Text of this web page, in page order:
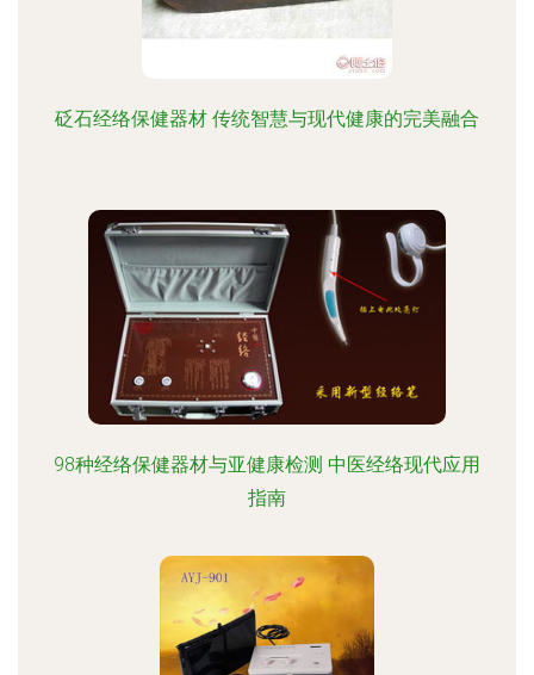
砭石经络保健器材 传统智慧与现代健康的完美融合
98种经络保健器材与亚健康检测 中医经络现代应用
指南